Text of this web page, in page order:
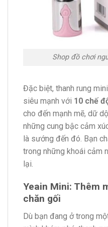
Shop đồ chơi
Đặc biệt, thanh rung
siêu mạnh với 10 chế
cho đến mạnh mẽ, dữ
những cung bậc cảm
là sướng đến đó. Bạn
trong những khoái cảm
lại.
Yeain Mini: Thêm
chăn gối
Dù bạn đang ở trong